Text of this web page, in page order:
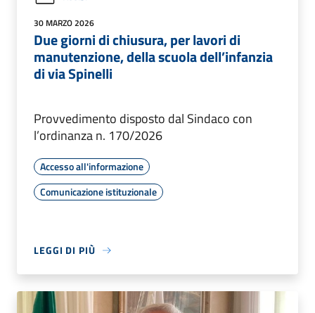
30 MARZO 2026
Due giorni di chiusura, per lavori di
manutenzione, della scuola dell’infanzia
di via Spinelli
Provvedimento disposto dal Sindaco con
l’ordinanza n. 170/2026
Accesso all'informazione
Comunicazione istituzionale
LEGGI DI PIÙ